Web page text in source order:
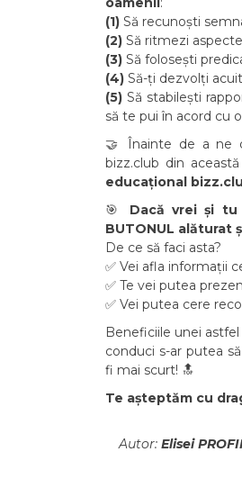
(1) Să recunoști
(2) Să ritmezi
(3) Să folosești
(4) Să-ți dezvolți
(5)Să stabilești
să te pui în acord cu
🤝 Înainte de a ne
bizz.club din
educațional
🎯 Dacă vrei și
BUTONUL alăturat
De ce să faci asta?
✅ Vei afla informații
✅ Te vei putea
✅ Vei putea cere
Beneficiile unei
conduci s-ar putea
fi mai scurt! 🔝
Te așteptăm cu
Autor: Elisei